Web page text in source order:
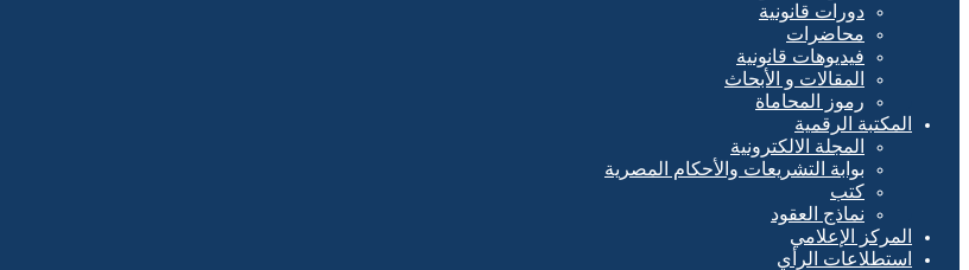
دورات قانونية
محاضرات
فيديوهات قانونية
المقالات و الأبحاث
رموز المحاماة
المكتبة الرقمية
المجلة الالكترونية
بوابة التشريعات والأحكام المصرية
كتب
نماذج العقود
المركز الإعلامي
استطلاعات الرأي